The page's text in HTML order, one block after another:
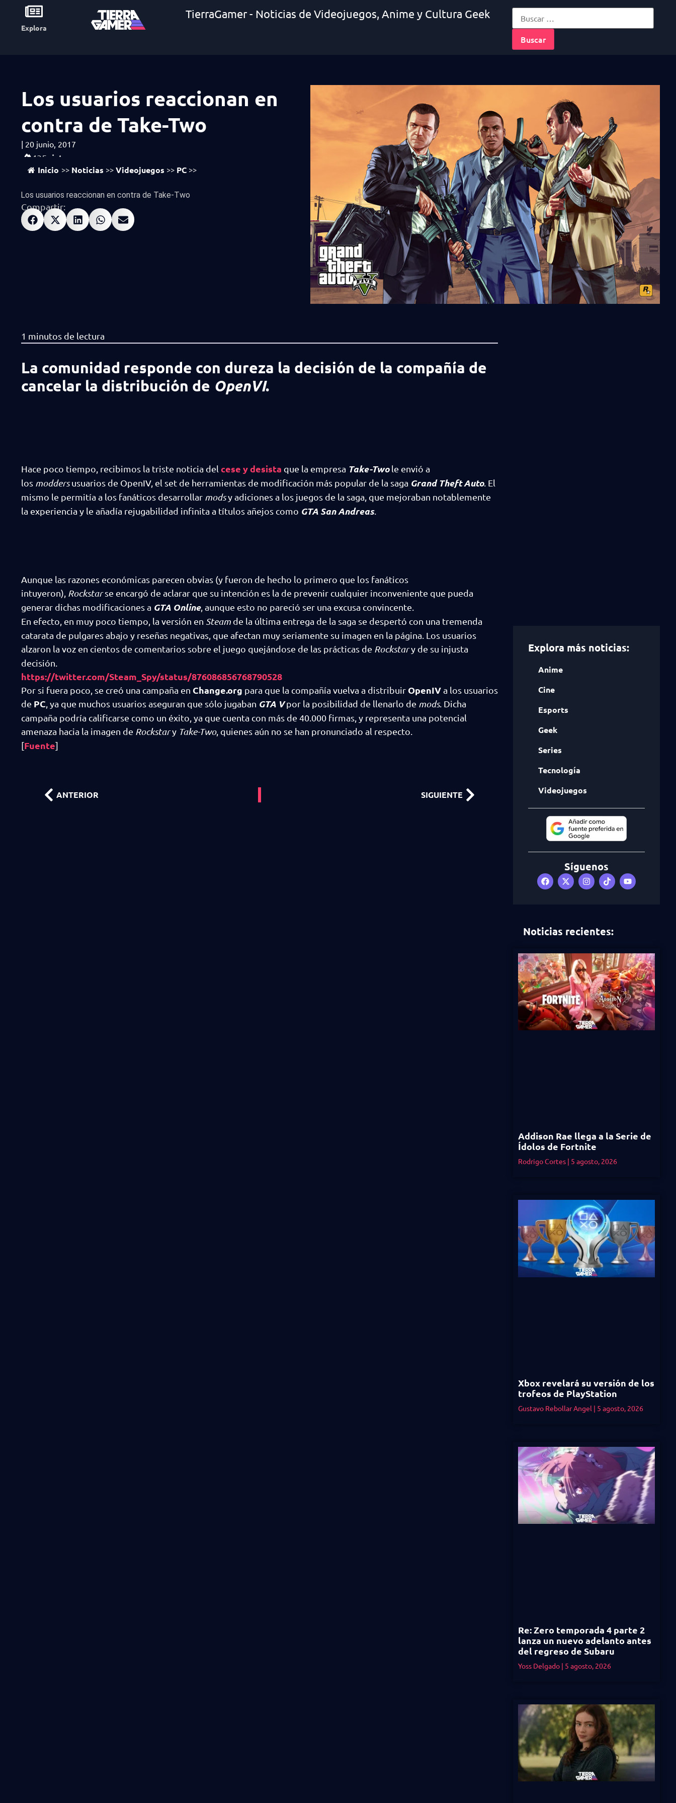
Explora
TierraGamer - Noticias de Videojuegos, Anime y Cultura Geek
Los usuarios reaccionan en
contra de Take-Two
| 20 junio, 2017
435 vistas
Inicio >> Noticias >> Videojuegos >> PC >>
Los usuarios reaccionan en contra de Take-Two
Compartir:
La comunidad responde con dureza la decisión de la compañía de
cancelar la distribución de OpenVI.
Hace poco tiempo, recibimos la triste noticia del cese y desista que la empresa Take-Twole envió a
los moddersusuarios de OpenIV, el set de herramientas de modificación más popular de la saga Grand Theft Auto. El
mismo le permitía a los fanáticos desarrollar modsy adiciones a los juegos de la saga, que mejoraban notablemente
la experiencia y le añadía rejugabilidad infinita a títulos añejos como GTA San Andreas.
Aunque las razones económicas parecen obvias (y fueron de hecho lo primero que los fanáticos
intuyeron), Rockstarse encargó de aclarar que su intención es la de prevenir cualquier inconveniente que pueda
generar dichas modificaciones a GTA Online, aunque esto no pareció ser una excusa convincente.
En efecto, en muy poco tiempo, la versión en Steam de la última entrega de la saga se despertó con una tremenda
catarata de pulgares abajo y reseñas negativas, que afectan muy seriamente su imagen en la página. Los usuarios
alzaron la voz en cientos de comentarios sobre el juego quejándose de las prácticas de Rockstary de su injusta
decisión.
https://twitter.com/Steam_Spy/status/876086856768790528
Por si fuera poco, se creó una campaña en Change.org para que la compañía vuelva a distribuir OpenIVa los usuarios
de PC , ya que muchos usuarios aseguran que sólo jugaban GTA Vpor la posibilidad de llenarlo de mods. Dicha
campaña podría calificarse como un éxito, ya que cuenta con más de 40.000 firmas, y representa una potencial
amenaza hacia la imagen de Rockstary Take-Two, quienes aún no se han pronunciado al respecto.
[Fuente]
ANTERIOR SIGUIENTE
Explora más noticias:
Anime
Cine
Esports
Geek
Series
Tecnología
Videojuegos
Síguenos
Noticias recientes:
Addison Rae llega a la Serie de
Ídolos de Fortnite
Rodrigo Cortes 5 agosto, 2026
Xbox revelará su versión de los
trofeos de PlayStation
Gustavo Rebollar Angel 5 agosto, 2026
Re: Zero temporada 4 parte 2
lanza un nuevo adelanto antes
del regreso de Subaru
Yoss Delgado 5 agosto, 2026